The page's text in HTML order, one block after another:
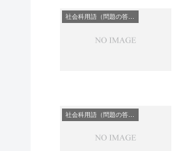
社会科用語（問題の答え）